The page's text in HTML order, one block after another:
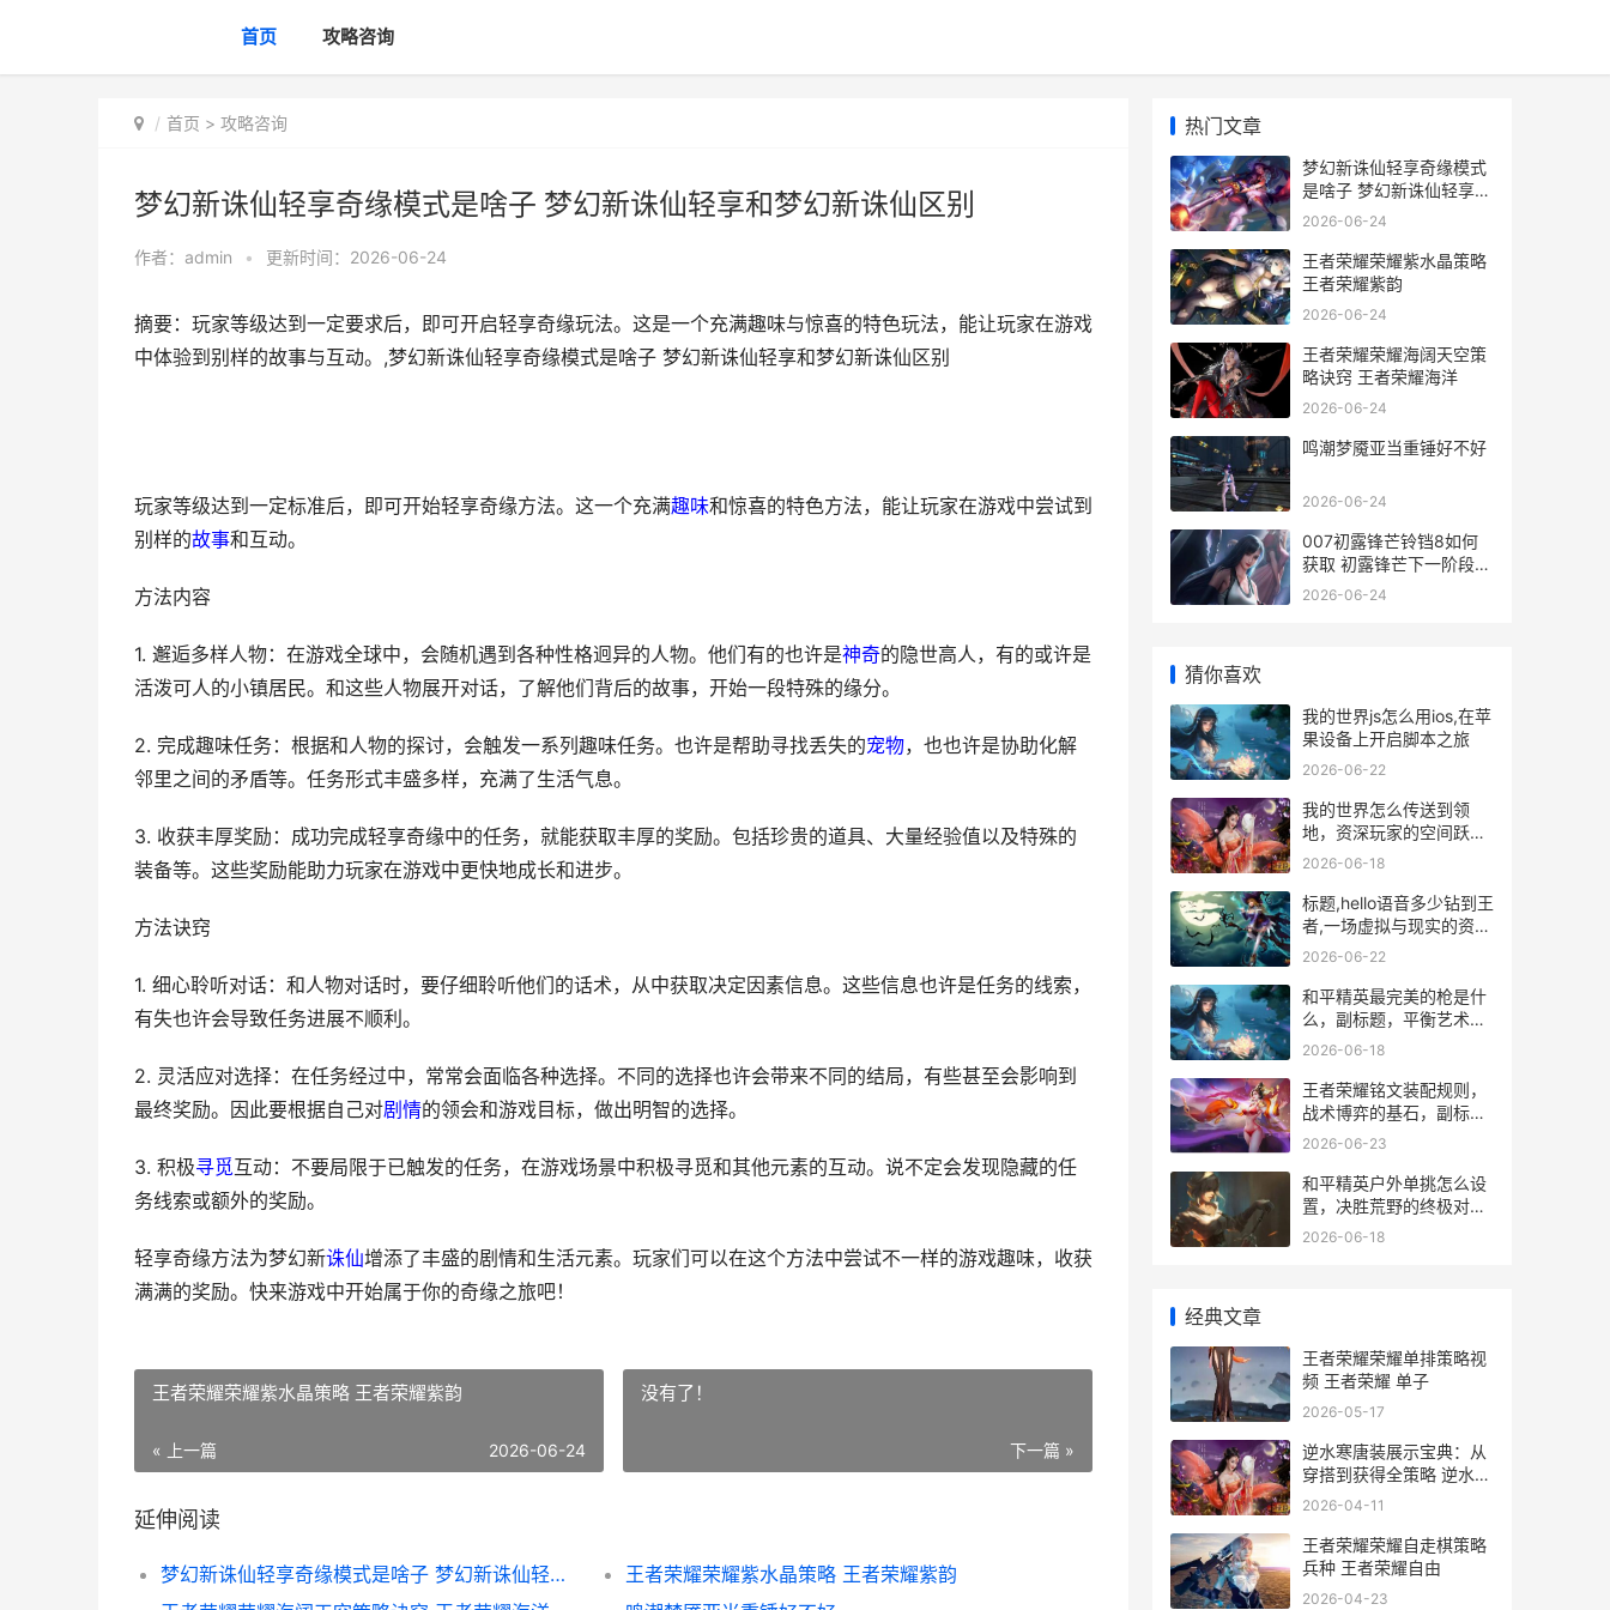
首页 攻略咨询
首页 > 攻略咨询
梦幻新诛仙轻享奇缘模式是啥子 梦幻新诛仙轻享和梦幻新诛仙区别
作者： admin • 更新时间：2026-06-24
摘要：玩家等级达到一定要求后，即可开启轻享奇缘玩法。这是一个充满趣味与惊喜的特色玩法，能让玩家在游戏
中体验到别样的故事与互动。,梦幻新诛仙轻享奇缘模式是啥子 梦幻新诛仙轻享和梦幻新诛仙区别
玩家等级达到一定标准后，即可开始轻享奇缘方法。这一个充满趣味和惊喜的特色方法，能让玩家在游戏中尝试到
别样的故事和互动。
方法内容
1. 邂逅多样人物：在游戏全球中，会随机遇到各种性格迥异的人物。他们有的也许是神奇的隐世高人，有的或许是
活泼可人的小镇居民。和这些人物展开对话，了解他们背后的故事，开始一段特殊的缘分。
2. 完成趣味任务：根据和人物的探讨，会触发一系列趣味任务。也许是帮助寻找丢失的宠物，也也许是协助化解
邻里之间的矛盾等。任务形式丰盛多样，充满了生活气息。
3. 收获丰厚奖励：成功完成轻享奇缘中的任务，就能获取丰厚的奖励。包括珍贵的道具、大量经验值以及特殊的
装备等。这些奖励能助力玩家在游戏中更快地成长和进步。
方法诀窍
1. 细心聆听对话：和人物对话时，要仔细聆听他们的话术，从中获取决定因素信息。这些信息也许是任务的线索，
有失也许会导致任务进展不顺利。
2. 灵活应对选择：在任务经过中，常常会面临各种选择。不同的选择也许会带来不同的结局，有些甚至会影响到
最终奖励。因此要根据自己对剧情的领会和游戏目标，做出明智的选择。
3. 积极寻觅互动：不要局限于已触发的任务，在游戏场景中积极寻觅和其他元素的互动。说不定会发现隐藏的任
务线索或额外的奖励。
轻享奇缘方法为梦幻新诛仙增添了丰盛的剧情和生活元素。玩家们可以在这个方法中尝试不一样的游戏趣味，收获
满满的奖励。快来游戏中开始属于你的奇缘之旅吧！
王者荣耀荣耀紫水晶策略 王者荣耀紫韵
« 上一篇 2026-06-24
没有了！
下一篇 »
延伸阅读
梦幻新诛仙轻享奇缘模式是啥子 梦幻新诛仙轻享和梦幻新诛仙区别
王者荣耀荣耀紫水晶策略 王者荣耀紫韵
热门文章
梦幻新诛仙轻享奇缘模式
是啥子 梦幻新诛仙轻享和
梦幻新诛仙区别
2026-06-24
王者荣耀荣耀紫水晶策略
王者荣耀紫韵
2026-06-24
王者荣耀荣耀海阔天空策
略诀窍 王者荣耀海洋
2026-06-24
鸣潮梦魇亚当重锤好不好
2026-06-24
007初露锋芒铃铛8如何
获取 初露锋芒下一阶段是
什么
2026-06-24
猜你喜欢
我的世界js怎么用ios,在苹
果设备上开启脚本之旅
2026-06-22
我的世界怎么传送到领
地，资深玩家的空间跃迁
指南，副标题，掌握指令
2026-06-18
标题,hello语音多少钻到王
者,一场虚拟与现实的资源
换算
2026-06-22
和平精英最完美的枪是什
么，副标题，平衡艺术与
实战的终极答案
2026-06-18
王者荣耀铭文装配规则，
战术博弈的基石，副标
题，细微之处定胜负。
2026-06-23
和平精英户外单挑怎么设
置，决胜荒野的终极对决
指南
2026-06-18
经典文章
王者荣耀荣耀单排策略视
频 王者荣耀 单子
2026-05-17
逆水寒唐装展示宝典：从
穿搭到获得全策略 逆水寒
装扮
2026-04-11
王者荣耀荣耀自走棋策略
兵种 王者荣耀自由
2026-04-23